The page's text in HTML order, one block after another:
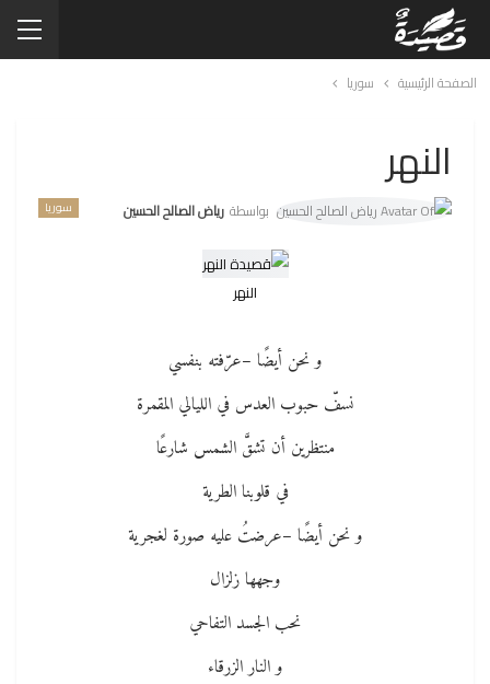
الصفحة الرئيسية سوريا
النهر
سوريا بواسطة رياض الصالح الحسين
النهر
و نحن أيضًا –عرّفته بنفسي
نسفّ حبوب العدس في الليالي المقمرة
منتظرين أن تشقَّ الشمس شارعًا
في قلوبنا الطرية
و نحن أيضًا –عرضتُ عليه صورة لغجرية
وجهها زلزال
نحب الجسد التفاحي
و النار الزرقاء